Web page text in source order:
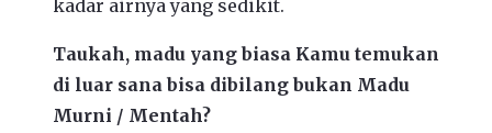
kadar airnya yang sedikit.
Taukah, madu yang biasa Kamu temukan
di luar sana bisa dibilang bukan Madu
Murni / Mentah?